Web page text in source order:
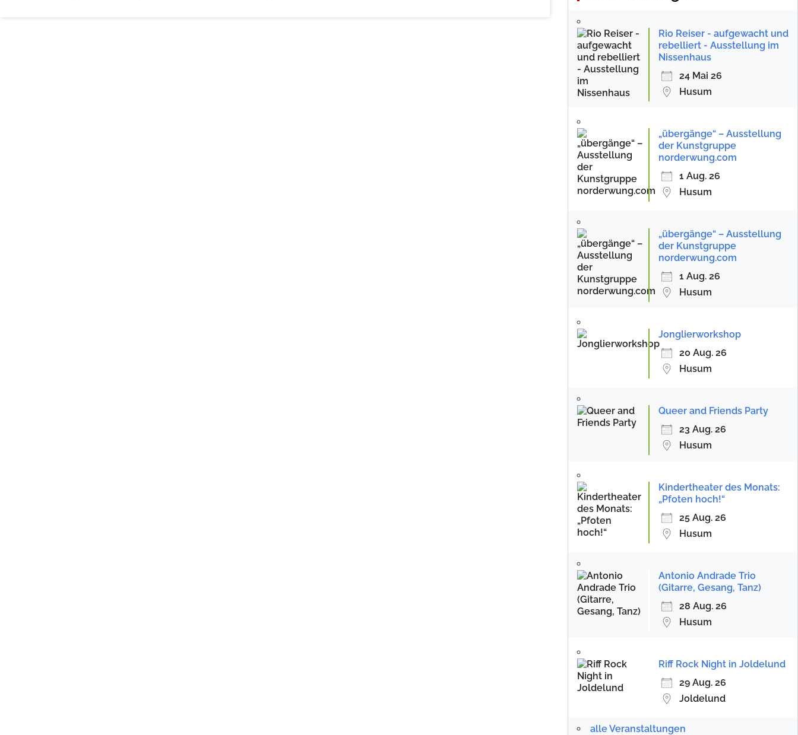
Rio Reiser - aufgewacht und
rebelliert - Ausstellung im
Nissenhaus
24 Mai 26
Husum
„übergänge“ – Ausstellung
der Kunstgruppe
norderwung.com
1 Aug. 26
Husum
„übergänge“ – Ausstellung
der Kunstgruppe
norderwung.com
1 Aug. 26
Husum
Jonglierworkshop
20 Aug. 26
Husum
Queer and Friends Party
23 Aug. 26
Husum
Kindertheater des Monats:
„Pfoten hoch!“
25 Aug. 26
Husum
Antonio Andrade Trio
(Gitarre, Gesang, Tanz)
28 Aug. 26
Husum
Riff Rock Night in Joldelund
29 Aug. 26
Joldelund
alle Veranstaltungen